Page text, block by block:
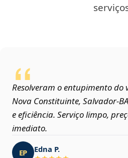
Resolveram o entupimento
Nova Constituinte,
e eficiência. Serviço limpo,
imediato.
EP Edna P.